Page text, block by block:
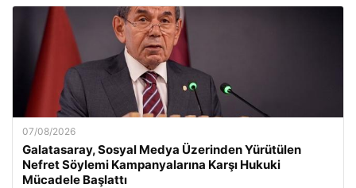
07/08/2026
Galatasaray, Sosyal Medya Üzerinden Yürütülen
Nefret Söylemi Kampanyalarına Karşı Hukuki
Mücadele Başlattı